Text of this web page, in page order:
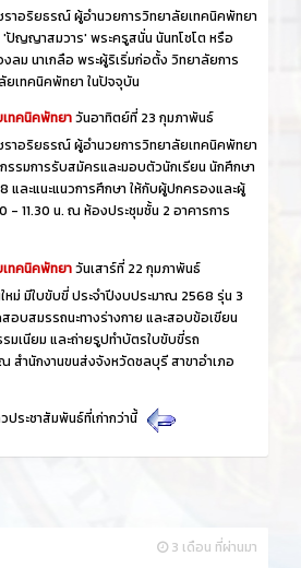
าอริยธรณ์ ผู้อำนวยการวิทยาลัยเทคนิคพัทยา
ญญาสมวาร' พระครูสนั่น นันทโชโต หรือ
ม นาเกลือ พระผู้ริเริ่มก่อตั้ง วิทยาลัยการ
ยเทคนิคพัทยา ในปัจจุบัน
ทคนิคพัทยาวันอาทิตย์ที่ 23 กุมภาพันธ์
าอริยธรณ์ ผู้อำนวยการวิทยาลัยเทคนิคพัทยา
รรมการรับสมัครและมอบตัวนักเรียน นักศึกษา
และแนะแนวการศึกษา ให้กับผู้ปกครองและผู้
- 11.30 น. ณ ห้องประชุมชั้น 2 อาคารการ
ทคนิคพัทยาวันเสาร์ที่ 22 กุมภาพันธ์
หม่ มีใบขับขี่ ประจำปีงบประมาณ 2568 รุ่น 3
อบสมรรถนะทางร่างกาย และสอบข้อเขียน
มเนียม และถ่ายรูปทำบัตรใบขับขี่รถ
สำนักงานขนส่งจังหวัดชลบุรี สาขาอำเภอ
ประชาสัมพันธ์ที่เก่ากว่านี้
3 เดือน ที่ผ่านมา